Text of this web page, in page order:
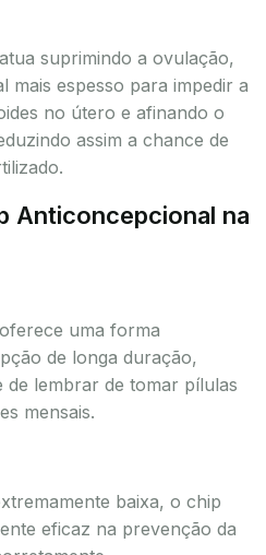
suprimindo a ovulação,
espesso para impedir a
no útero e afinando o
assim a chance de
Anticoncepcional na
uma forma
de longa duração,
de lembrar de tomar pílulas
mensais.
baixa, o chip
eficaz na prevenção da